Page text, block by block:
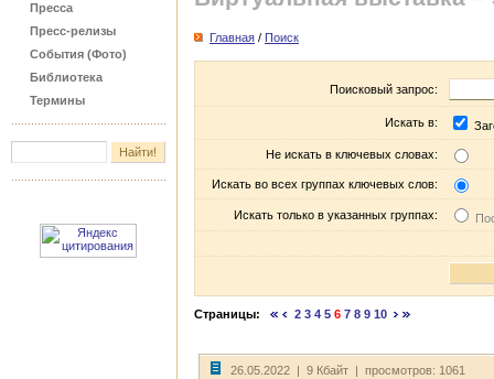
Пресса
Пресс-релизы
События (Фото)
Библиотека
Термины
Главная / Поиск
Поисковый запрос:
Искать в:
Не искать в ключевых словах:
Искать во всех группах ключевых слов:
Искать только в указанных группах:
Страницы: 2 3 4 5 6 7 8 9 10
26.05.2022 | 9 Кбайт | просмотров: 1061